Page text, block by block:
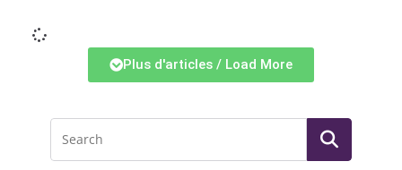
Plus d'articles / Load More